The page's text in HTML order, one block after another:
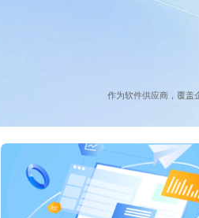
作为软件供应商，覆盖